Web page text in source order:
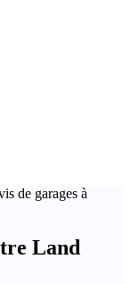
de garages à
Land